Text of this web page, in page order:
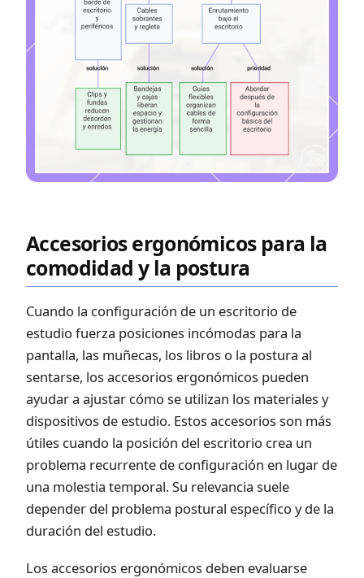
Accesorios ergonómicos para la
comodidad y la postura
Cuando la configuración de un escritorio de
estudio fuerza posiciones incómodas para la
pantalla, las muñecas, los libros o la postura al
sentarse, los accesorios ergonómicos pueden
ayudar a ajustar cómo se utilizan los materiales y
dispositivos de estudio. Estos accesorios son más
útiles cuando la posición del escritorio crea un
problema recurrente de configuración en lugar de
una molestia temporal. Su relevancia suele
depender del problema postural específico y de la
duración del estudio.
Los accesorios ergonómicos deben evaluarse